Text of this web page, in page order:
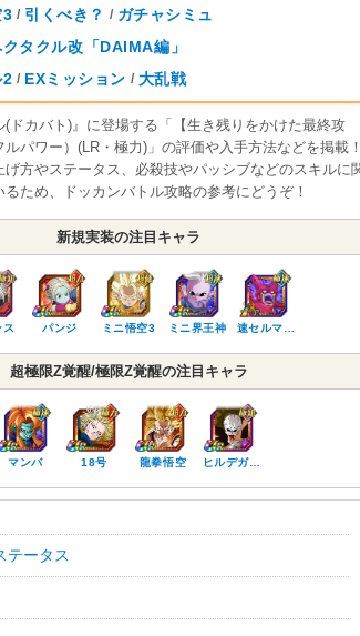
3 / 引くべき？ / ガチャシミュ
タクル改「DAIMA編」
2 / EXミッション / 大乱戦
(ドカバト)』に登場する「【生き残りをかけた最終攻
パワー）(LR・極力)」の評価や入手方法などを掲載！
げ方やステータス、必殺技やパッシブなどのスキルに
るため、ドッカンバトル攻略の参考にどうぞ！
新規実装の注目キャラ
ス パンジ ミニ悟空3 ミニ界王神 速セルマ…
超極限Z覚醒/極限Z覚醒の注目キャラ
マンバ 18号 龍拳悟空 ヒルデガ…
テータス